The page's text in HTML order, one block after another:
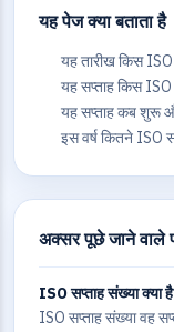
यह पेज क्या बताता है
यह तारीख किस
यह सप्ताह किस ISO
यह सप्ताह कब शुरू
इस वर्ष कितने ISO
अक्सर पूछे जाने वाले
ISO सप्ताह संख्या क्या
ISO सप्ताह संख्या वह